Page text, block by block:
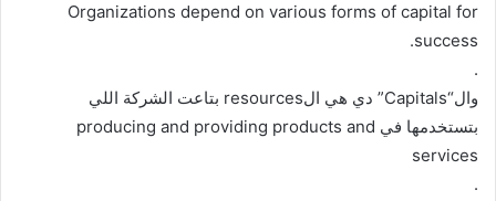
Organizations depend on various forms of capital for
success.
.
وال“Capitals” دي هي الresources بتاعت الشركة اللي
بتستخدمها في producing and providing products and
services
.